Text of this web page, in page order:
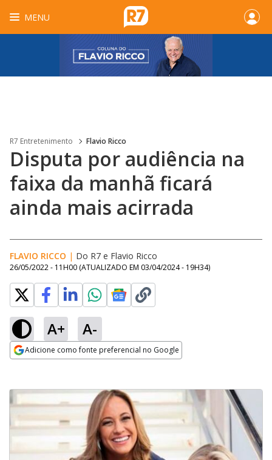
MENU
R7 Entretenimento Flavio Ricco
Disputa por audiência na
faixa da manhã ficará
ainda mais acirrada
FLAVIO RICCO | Do R7 e Flavio Ricco
26/05/2022 - 11H00 (ATUALIZADO EM 03/04/2024 - 19H34)
A+ A-
Adicione como fonte preferencial no Google